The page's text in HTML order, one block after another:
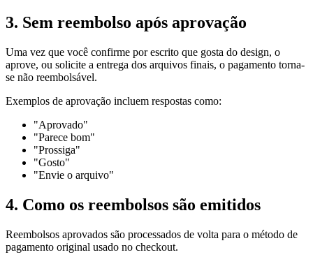
3. Sem reembolso após aprovação
Uma vez que você confirme por escrito que gosta do design, o
aprove, ou solicite a entrega dos arquivos finais, o pagamento torna-
se não reembolsável.
Exemplos de aprovação incluem respostas como:
"Aprovado"
"Parece bom"
"Prossiga"
"Gosto"
"Envie o arquivo"
4. Como os reembolsos são emitidos
Reembolsos aprovados são processados de volta para o método de
pagamento original usado no checkout.